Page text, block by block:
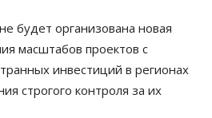
будет организована новая
масштабов проектов с
инвестиций в регионах
строгого контроля за их